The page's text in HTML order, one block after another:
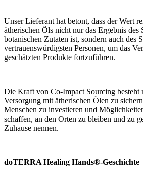
Unser Lieferant hat betont, dass der Wert
ätherischen Öls nicht nur das Ergebnis des
botanischen Zutaten ist, sondern auch des
vertrauenswürdigsten Personen, um das
geschätzten Produkte fortzuführen.
Die Kraft von Co-Impact Sourcing besteht
Versorgung mit ätherischen Ölen zu
Menschen zu investieren und
schaffen, an den Orten zu bleiben und zu
Zuhause nennen.
doTERRA Healing Hands®-Geschichte